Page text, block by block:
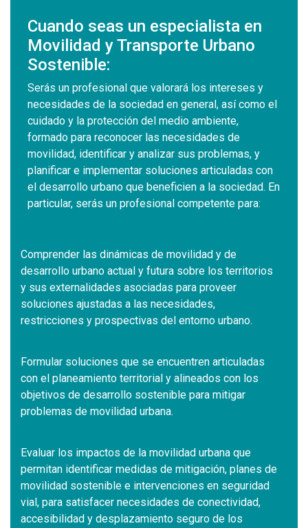
Cuando seas un especialista en
Movilidad y Transporte Urbano
Sostenible:
Serás un profesional que valorará los intereses y
necesidades de la sociedad en general, así como el
cuidado y la protección del medio ambiente,
formado para reconocer las necesidades de
movilidad, identificar y analizar sus problemas, y
planificar e implementar soluciones articuladas con
el desarrollo urbano que beneficien a la sociedad. En
particular, serás un profesional competente para:
Comprender las dinámicas de movilidad y de
desarrollo urbano actual y futura sobre los territorios
y sus externalidades asociadas para proveer
soluciones ajustadas a las necesidades,
restricciones y prospectivas del entorno urbano.
Formular soluciones que se encuentren articuladas
con el planeamiento territorial y alineados con los
objetivos de desarrollo sostenible para mitigar
problemas de movilidad urbana.
Evaluar los impactos de la movilidad urbana que
permitan identificar medidas de mitigación, planes de
movilidad sostenible e intervenciones en seguridad
vial, para satisfacer necesidades de conectividad,
accesibilidad y desplazamiento seguro de los